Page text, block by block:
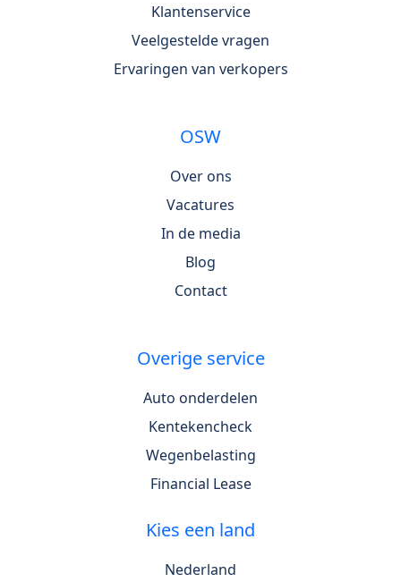
Klantenservice
Veelgestelde vragen
Ervaringen van verkopers
OSW
Over ons
Vacatures
In de media
Blog
Contact
Overige service
Auto onderdelen
Kentekencheck
Wegenbelasting
Financial Lease
Kies een land
Nederland